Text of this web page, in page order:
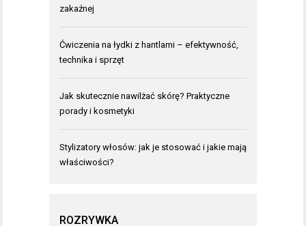
zakaźnej
Ćwiczenia na łydki z hantlami – efektywność,
technika i sprzęt
Jak skutecznie nawilżać skórę? Praktyczne
porady i kosmetyki
Stylizatory włosów: jak je stosować i jakie mają
właściwości?
ROZRYWKA